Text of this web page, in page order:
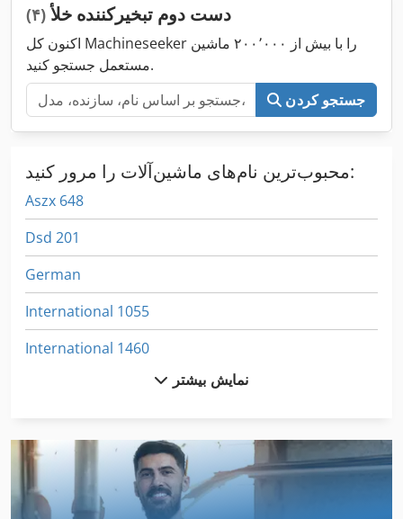
دست دوم تبخیرکننده خلأ(۴)
اکنون کل Machineseeker را با بیش از ۲۰۰٬۰۰۰ ماشین
مستعمل جستجو کنید.
جستجو کردن
محبوب‌ترین نام‌های ماشین‌آلات را مرور کنید:
Aszx 648
Dsd 201
German
International 1055
International 1460
International 1586
International 2674
نمایش بیشتر